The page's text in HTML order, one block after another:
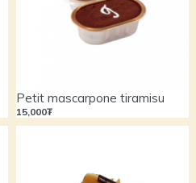
Petit mascarpone tiramisu
15,000₮